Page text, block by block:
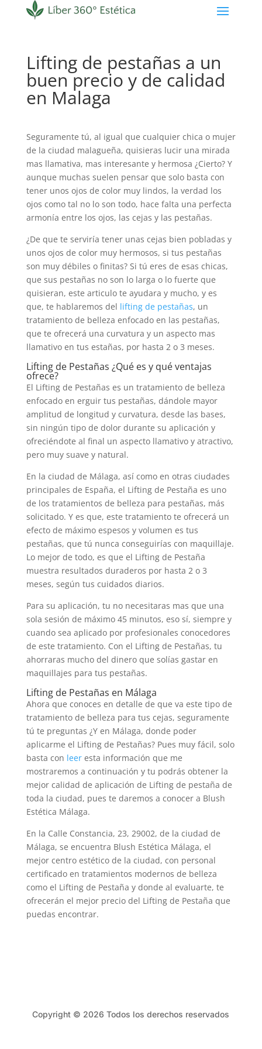
Lifting de pestañas a un
buen precio y de calidad
en Malaga
Seguramente tú, al igual que cualquier chica o mujer
de la ciudad malagueña, quisieras lucir una mirada
mas llamativa, mas interesante y hermosa ¿Cierto? Y
aunque muchas suelen pensar que solo basta con
tener unos ojos de color muy lindos, la verdad los
ojos como tal no lo son todo, hace falta una perfecta
armonía entre los ojos, las cejas y las pestañas.
¿De que te serviría tener unas cejas bien pobladas y
unos ojos de color muy hermosos, si tus pestañas
son muy débiles o finitas? Si tú eres de esas chicas,
que sus pestañas no son lo larga o lo fuerte que
quisieran, este articulo te ayudara y mucho, y es
que, te hablaremos del lifting de pestañas, un
tratamiento de belleza enfocado en las pestañas,
que te ofrecerá una curvatura y un aspecto mas
llamativo en tus estañas, por hasta 2 o 3 meses.
Lifting de Pestañas ¿Qué es y qué ventajas
ofrece?
El Lifting de Pestañas es un tratamiento de belleza
enfocado en erguir tus pestañas, dándole mayor
amplitud de longitud y curvatura, desde las bases,
sin ningún tipo de dolor durante su aplicación y
ofreciéndote al final un aspecto llamativo y atractivo,
pero muy suave y natural.
En la ciudad de Málaga, así como en otras ciudades
principales de España, el Lifting de Pestaña es uno
de los tratamientos de belleza para pestañas, más
solicitado. Y es que, este tratamiento te ofrecerá un
efecto de máximo espesos y volumen es tus
pestañas, que tú nunca conseguirías con maquillaje.
Lo mejor de todo, es que el Lifting de Pestaña
muestra resultados duraderos por hasta 2 o 3
meses, según tus cuidados diarios.
Para su aplicación, tu no necesitaras mas que una
sola sesión de máximo 45 minutos, eso sí, siempre y
cuando sea aplicado por profesionales conocedores
de este tratamiento. Con el Lifting de Pestañas, tu
ahorraras mucho del dinero que solías gastar en
maquillajes para tus pestañas.
Lifting de Pestañas en Málaga
Ahora que conoces en detalle de que va este tipo de
tratamiento de belleza para tus cejas, seguramente
tú te preguntas ¿Y en Málaga, donde poder
aplicarme el Lifting de Pestañas? Pues muy fácil, solo
basta con leeresta información que me
mostraremos a continuación y tu podrás obtener la
mejor calidad de aplicación de Lifting de pestaña de
toda la ciudad, pues te daremos a conocer a Blush
Estética Málaga.
En la Calle Constancia, 23, 29002, de la ciudad de
Málaga, se encuentra Blush Estética Málaga, el
mejor centro estético de la ciudad, con personal
certificado en tratamientos modernos de belleza
como el Lifting de Pestaña y donde al evaluarte, te
ofrecerán el mejor precio del Lifting de Pestaña que
puedas encontrar.
Copyright © 2026 Todos los derechos reservados